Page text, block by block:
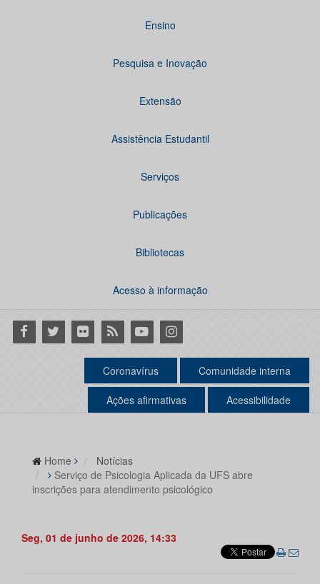
Ensino
Pesquisa e Inovação
Extensão
Assistência Estudantil
Serviços
Publicações
Bibliotecas
Acesso à informação
Facebook
Twitter Flickr RSS YoutubeInstagram
Coronavírus Comunidade interna
Ações afirmativas Acessibilidade
Home
Notícias
Serviço de Psicologia Aplicada da UFS abre
inscrições para atendimento psicológico
Seg, 01 de junho de 2026, 14:33